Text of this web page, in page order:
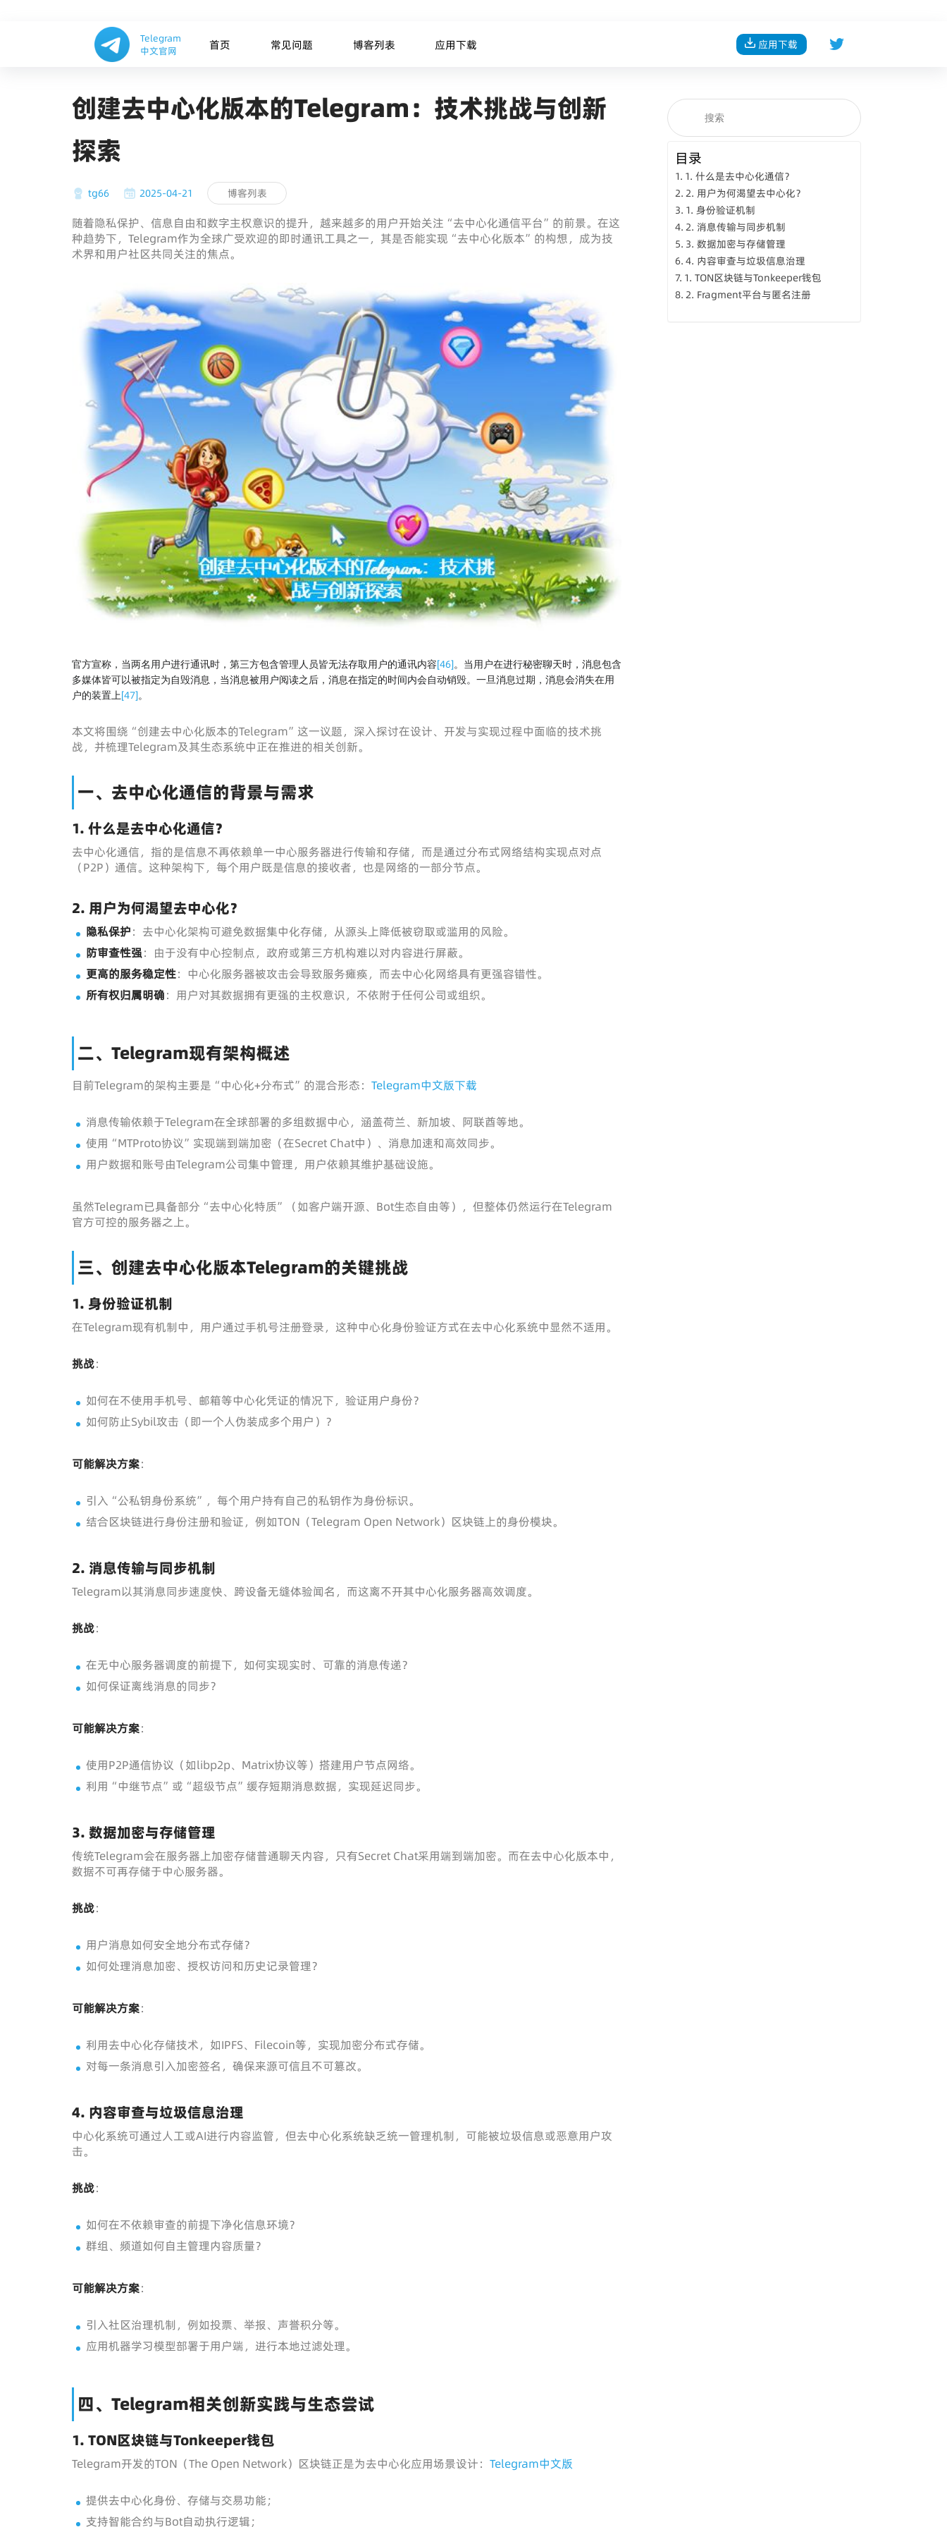
Telegram
中文官网
首页 常见问题 博客列表 应用下载 应用下载
创建去中心化版本的Telegram：技术挑战与创新
探索
tg66 2025-04-21 博客列表
随着隐私保护、信息自由和数字主权意识的提升，越来越多的用户开始关注“去中心化通信平台”的前景。在这
种趋势下，Telegram作为全球广受欢迎的即时通讯工具之一，其是否能实现“去中心化版本”的构想，成为技
术界和用户社区共同关注的焦点。
官方宣称，当两名用户进行通讯时，第三方包含管理人员皆无法存取用户的通讯内容[46]。当用户在进行秘密聊天时，消息包含
多媒体皆可以被指定为自毁消息，当消息被用户阅读之后，消息在指定的时间内会自动销毁。一旦消息过期，消息会消失在用
户的装置上[47]。
本文将围绕“创建去中心化版本的Telegram”这一议题，深入探讨在设计、开发与实现过程中面临的技术挑
战，并梳理Telegram及其生态系统中正在推进的相关创新。
一、去中心化通信的背景与需求
1. 什么是去中心化通信？
去中心化通信，指的是信息不再依赖单一中心服务器进行传输和存储，而是通过分布式网络结构实现点对点
（P2P）通信。这种架构下，每个用户既是信息的接收者，也是网络的一部分节点。
2. 用户为何渴望去中心化？
隐私保护：去中心化架构可避免数据集中化存储，从源头上降低被窃取或滥用的风险。
防审查性强：由于没有中心控制点，政府或第三方机构难以对内容进行屏蔽。
更高的服务稳定性：中心化服务器被攻击会导致服务瘫痪，而去中心化网络具有更强容错性。
所有权归属明确：用户对其数据拥有更强的主权意识，不依附于任何公司或组织。
二、Telegram现有架构概述
目前Telegram的架构主要是“中心化+分布式”的混合形态： Telegram中文版下载
消息传输依赖于Telegram在全球部署的多组数据中心，涵盖荷兰、新加坡、阿联酋等地。
使用“MTProto协议”实现端到端加密（在Secret Chat中）、消息加速和高效同步。
用户数据和账号由Telegram公司集中管理，用户依赖其维护基础设施。
虽然Telegram已具备部分“去中心化特质”（如客户端开源、Bot生态自由等），但整体仍然运行在Telegram
官方可控的服务器之上。
三、创建去中心化版本Telegram的关键挑战
1. 身份验证机制
在Telegram现有机制中，用户通过手机号注册登录，这种中心化身份验证方式在去中心化系统中显然不适用。
挑战：
如何在不使用手机号、邮箱等中心化凭证的情况下，验证用户身份？
如何防止Sybil攻击（即一个人伪装成多个用户）？
可能解决方案：
引入“公私钥身份系统”，每个用户持有自己的私钥作为身份标识。
结合区块链进行身份注册和验证，例如TON（Telegram Open Network）区块链上的身份模块。
2. 消息传输与同步机制
Telegram以其消息同步速度快、跨设备无缝体验闻名，而这离不开其中心化服务器高效调度。
挑战：
在无中心服务器调度的前提下，如何实现实时、可靠的消息传递？
如何保证离线消息的同步？
可能解决方案：
使用P2P通信协议（如libp2p、Matrix协议等）搭建用户节点网络。
利用“中继节点”或“超级节点”缓存短期消息数据，实现延迟同步。
3. 数据加密与存储管理
传统Telegram会在服务器上加密存储普通聊天内容，只有Secret Chat采用端到端加密。而在去中心化版本中，
数据不可再存储于中心服务器。
挑战：
用户消息如何安全地分布式存储？
如何处理消息加密、授权访问和历史记录管理？
可能解决方案：
利用去中心化存储技术，如IPFS、Filecoin等，实现加密分布式存储。
对每一条消息引入加密签名，确保来源可信且不可篡改。
4. 内容审查与垃圾信息治理
中心化系统可通过人工或AI进行内容监管，但去中心化系统缺乏统一管理机制，可能被垃圾信息或恶意用户攻
击。
挑战：
如何在不依赖审查的前提下净化信息环境？
群组、频道如何自主管理内容质量？
可能解决方案：
引入社区治理机制，例如投票、举报、声誉积分等。
应用机器学习模型部署于用户端，进行本地过滤处理。
四、Telegram相关创新实践与生态尝试
1. TON区块链与Tonkeeper钱包
Telegram开发的TON（The Open Network）区块链正是为去中心化应用场景设计： Telegram中文版
提供去中心化身份、存储与交易功能；
支持智能合约与Bot自动执行逻辑；
目录
1. 什么是去中心化通信？
2. 用户为何渴望去中心化？
1. 身份验证机制
2. 消息传输与同步机制
3. 数据加密与存储管理
4. 内容审查与垃圾信息治理
1. TON区块链与Tonkeeper钱包
2. Fragment平台与匿名注册